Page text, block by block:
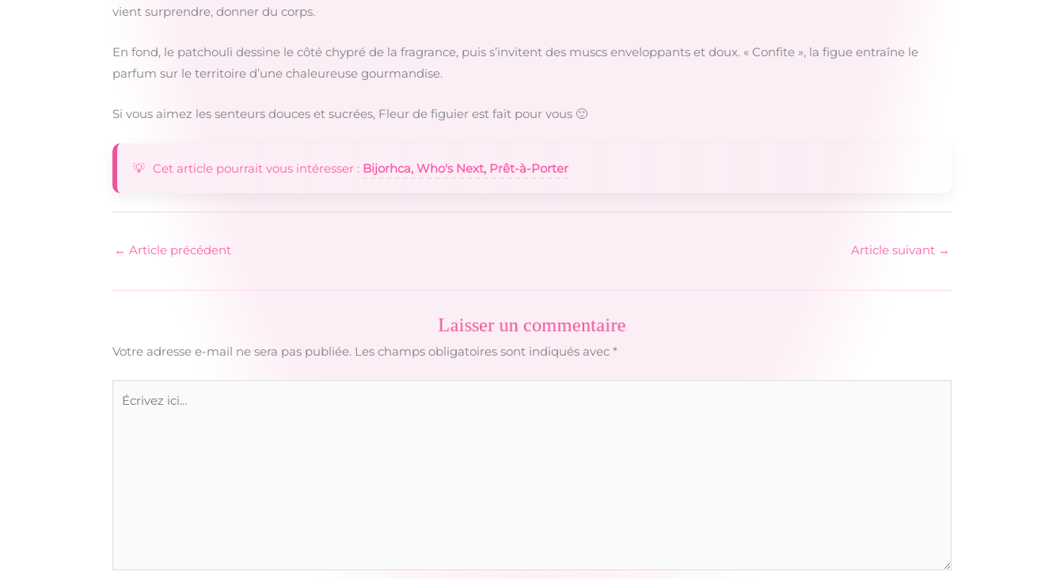
vient surprendre, donner du corps.
En fond, le patchouli dessine le côté chypré de la fragrance, puis s’invitent des muscs enveloppants et doux. « Confite », la figue entraîne le
parfum sur le territoire d’une chaleureuse gourmandise.
Si vous aimez les senteurs douces et sucrées, Fleur de figuier est fait pour vous 🙂
Cet article pourrait vous intéresser : Bijorhca, Who's Next, Prêt-à-Porter
← Article précédent Article suivant →
Laisser un commentaire
Votre adresse e-mail ne sera pas publiée. Les champs obligatoires sont indiqués avec *